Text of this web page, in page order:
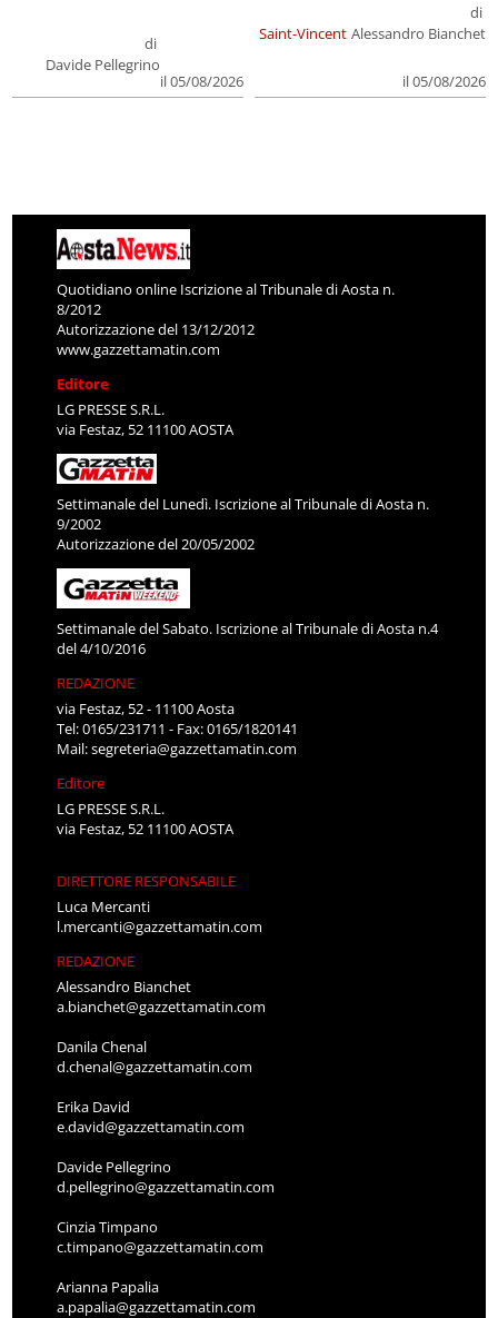
di
Davide Pellegrino
il 05/08/2026
Saint-Vincent
di
Alessandro Bianchet
il 05/08/2026
Quotidiano online Iscrizione al Tribunale di Aosta n.
8/2012
Autorizzazione del 13/12/2012
www.gazzettamatin.com
Editore
LG PRESSE S.R.L.
via Festaz, 52 11100 AOSTA
Settimanale del Lunedì. Iscrizione al Tribunale di Aosta n.
9/2002
Autorizzazione del 20/05/2002
Settimanale del Sabato. Iscrizione al Tribunale di Aosta n.4
del 4/10/2016
REDAZIONE
via Festaz, 52 - 11100 Aosta
Tel: 0165/231711 - Fax: 0165/1820141
Mail:segreteria@gazzettamatin.com
Editore
LG PRESSE S.R.L.
via Festaz, 52 11100 AOSTA
DIRETTORE RESPONSABILE
Luca Mercanti
l.mercanti@gazzettamatin.com
REDAZIONE
Alessandro Bianchet
a.bianchet@gazzettamatin.com
Danila Chenal
d.chenal@gazzettamatin.com
Erika David
e.david@gazzettamatin.com
Davide Pellegrino
d.pellegrino@gazzettamatin.com
Cinzia Timpano
c.timpano@gazzettamatin.com
Arianna Papalia
a.papalia@gazzettamatin.com